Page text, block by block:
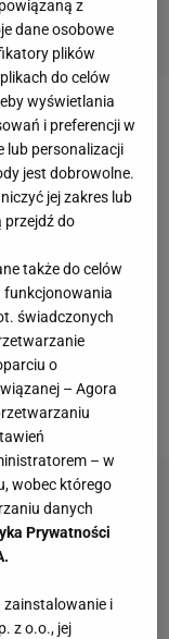
minucie meczu.
z rzutu
obrońca
pod nogi
mistrzów
oddał strzał ze
że
nawet nie
z
dane osobowe
plików
do celów
wyświetlania
i preferencji w
lub personalizacji
jest dobrowolne.
jej zakres lub
przejdź do
także do celów
funkcjonowania
świadczonych
o
– Agora
– w
wobec którego
danych
Prywatności
zainstalowanie i
z o.o., jej